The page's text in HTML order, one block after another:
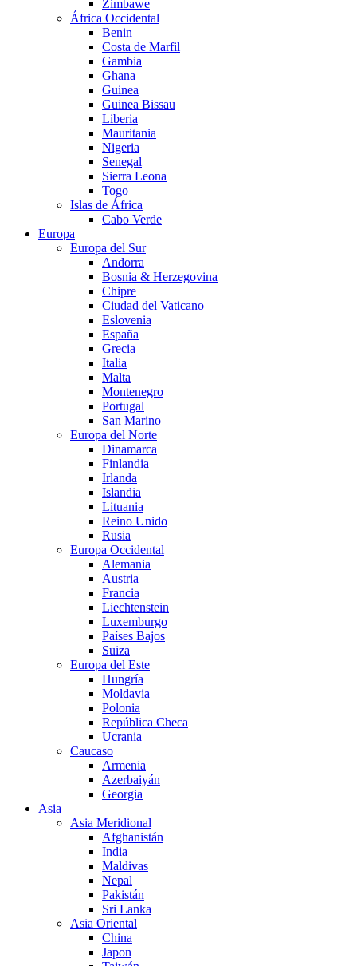
Zimbawe
África Occidental
Benin
Costa de Marfil
Gambia
Ghana
Guinea
Guinea Bissau
Liberia
Mauritania
Nigeria
Senegal
Sierra Leona
Togo
Islas de África
Cabo Verde
Europa
Europa del Sur
Andorra
Bosnia & Herzegovina
Chipre
Ciudad del Vaticano
Eslovenia
España
Grecia
Italia
Malta
Montenegro
Portugal
San Marino
Europa del Norte
Dinamarca
Finlandia
Irlanda
Islandia
Lituania
Reino Unido
Rusia
Europa Occidental
Alemania
Austria
Francia
Liechtenstein
Luxemburgo
Países Bajos
Suiza
Europa del Este
Hungría
Moldavia
Polonia
República Checa
Ucrania
Caucaso
Armenia
Azerbaiyán
Georgia
Asia
Asia Meridional
Afghanistán
India
Maldivas
Nepal
Pakistán
Sri Lanka
Asia Oriental
China
Japon